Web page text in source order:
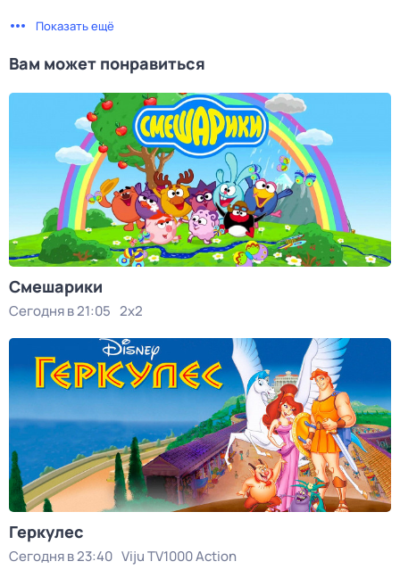
Показать ещё
Вам может понравиться
Смешарики
Сегодня в 21:05 2x2
Геркулес
Сегодня в 23:40 Viju TV1000 Action